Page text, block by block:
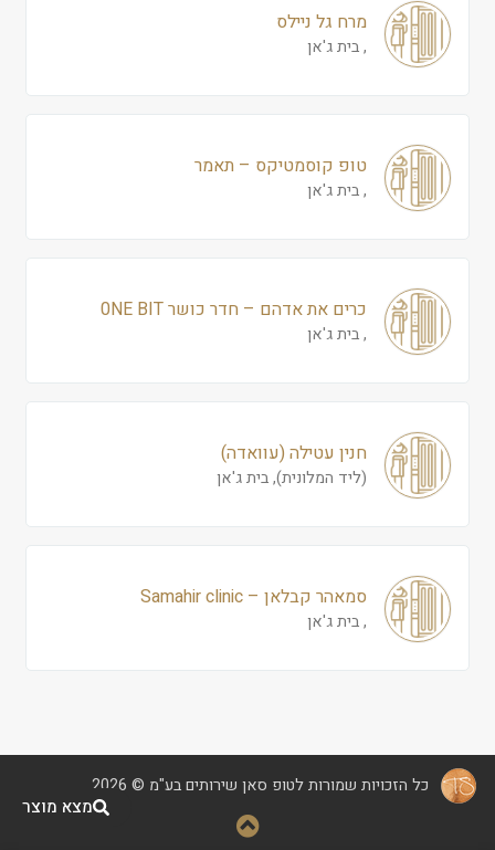
מרח גל ניילס
, בית ג'אן
טופ קוסמטיקס – תאמר
, בית ג'אן
כרים את אדהם – חדר כושר 0NE BIT
, בית ג'אן
חנין עטילה (עוואדה)
(ליד המלונית), בית ג'אן
סמאהר קבלאן – Samahir clinic
, בית ג'אן
כל הזכויות שמורות לטופ סאן שירותים בע"מ © 2026
מצא מוצר